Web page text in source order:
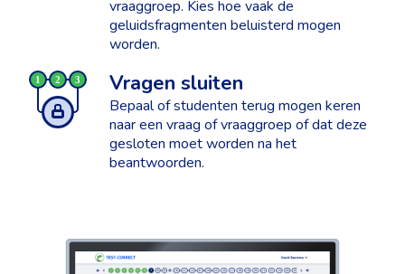
vraaggroep. Kies hoe vaak de
geluidsfragmenten beluisterd mogen
worden.
Vragen sluiten
Bepaal of studenten terug mogen keren
naar een vraag of vraaggroep of dat deze
gesloten moet worden na het
beantwoorden.